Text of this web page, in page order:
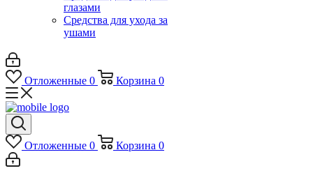
глазами
Средства для ухода за
ушами
Отложенные 0 Корзина 0
Отложенные 0 Корзина 0